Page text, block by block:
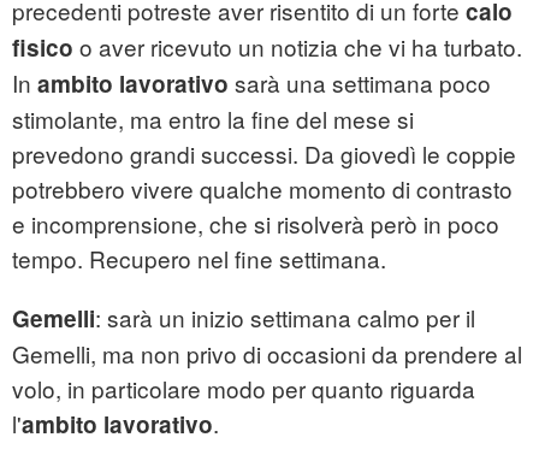
precedenti potreste aver risentito di un forte calo
fisico o aver ricevuto un notizia che vi ha turbato.
In ambito lavorativo sarà una settimana poco
stimolante, ma entro la fine del mese si
prevedono grandi successi. Da giovedì le coppie
potrebbero vivere qualche momento di contrasto
e incomprensione, che si risolverà però in poco
tempo. Recupero nel fine settimana.
Gemelli: sarà un inizio settimana calmo per il
Gemelli, ma non privo di occasioni da prendere al
volo, in particolare modo per quanto riguarda
l'ambito lavorativo.